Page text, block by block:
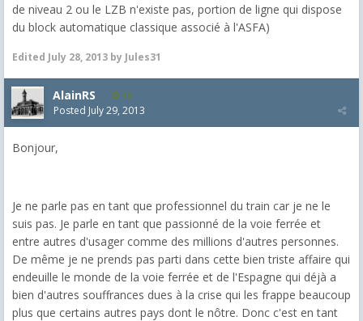
de niveau 2 ou le LZB n'existe pas, portion de ligne qui dispose
du block automatique classique associé à l'ASFA)
Edited July 28, 2013 by Jules31
AlainRS 19
Posted July 29, 2013
Bonjour,
Je ne parle pas en tant que professionnel du train car je ne le
suis pas. Je parle en tant que passionné de la voie ferrée et
entre autres d'usager comme des millions d'autres personnes.
De même je ne prends pas parti dans cette bien triste affaire qui
endeuille le monde de la voie ferrée et de l'Espagne qui déjà a
bien d'autres souffrances dues à la crise qui les frappe beaucoup
plus que certains autres pays dont le nôtre. Donc c'est en tant